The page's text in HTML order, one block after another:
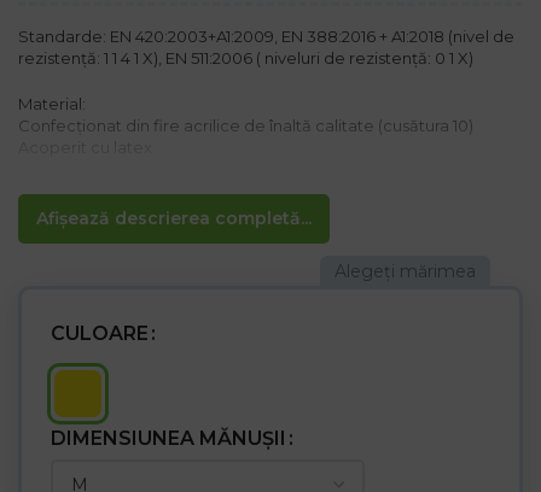
Afișează descrierea completă...
Standarde: EN 420:2003+A1:2009, EN 388:2016 + A1:2018 (nivel de
rezistență: 1 1 4 1 X), EN 511:2006 ( niveluri de rezistență: 0 1 X)
Material:
Confecționat din fire acrilice de înaltă calitate (cusătura 10)
Caracteristici:
– Mănuși de protecție izolate
– Cu tratament de suprafață SANDY FINISH
– Textil fluorescent
br />- Fiecare pereche ambalată într-o pungă separată
CULOARE
DIMENSIUNEA MĂNUȘII